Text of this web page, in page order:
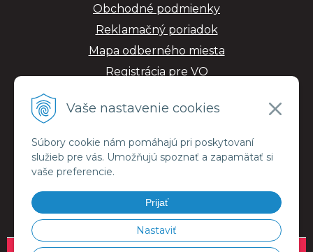
Vaše nastavenie cookies
Súbory cookie nám pomáhajú pri poskytovaní
služieb pre vás. Umožňujú spoznať a zapamätať si
vaše preferencie.
Prijať
Nastaviť
Obchodné podmienky
Reklamačný poriadok
Mapa odberného miesta
Registrácia pre VO